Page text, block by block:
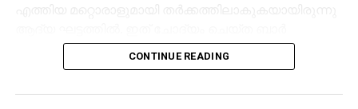
ജീവനക്കാരുമായി സംഘര്‍ഷം ശക്തമായി. പ്രതികളുടെ
സംഘം ആദ്യം ബാറില്‍ നിന്ന് പുറത്തുപോയെങ്കിലും,
CONTINUE READING